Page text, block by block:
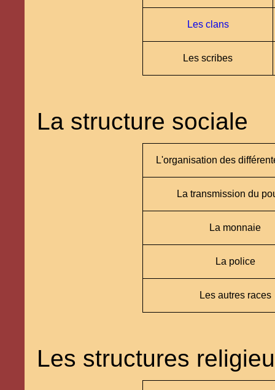
Les clans
Les scribes
La structure sociale
L'organisation des
La transmission du
La monnaie
La police
Les autres races
Les structures